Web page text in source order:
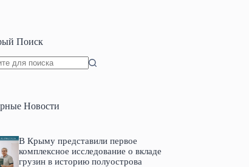
Поиск
Новости
В Крыму представили первое
комплексное исследование о вкладе
грузин в историю полуострова